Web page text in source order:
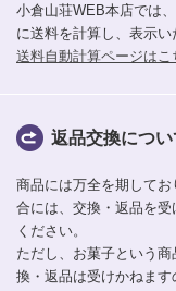
小倉山荘WEB本店では
に送料を計算し、表示い
送料自動計算ページはこ
返品交換につい
商品には万全を期して
合には、交換・返品を
ください。
ただし、お菓子という
換・返品は受けかねます